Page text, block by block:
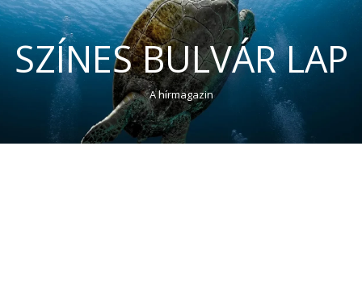
SZÍNES BULVÁR LAP
A hírmagazin